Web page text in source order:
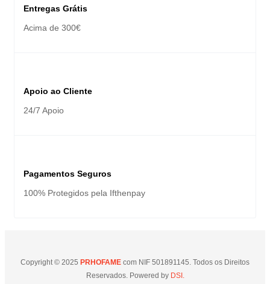
Entregas Grátis
Acima de 300€
Apoio ao Cliente
24/7 Apoio
Pagamentos Seguros
100% Protegidos pela Ifthenpay
Copyright © 2025 PRHOFAME com NIF 501891145. Todos os Direitos
Reservados. Powered byDSI.